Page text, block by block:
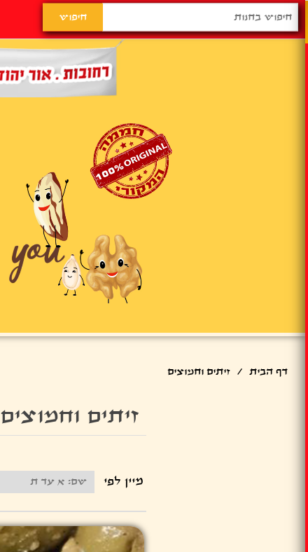
דף הבית / זיתים וחמוצים
זיתים וחמוצים
מיין לפי